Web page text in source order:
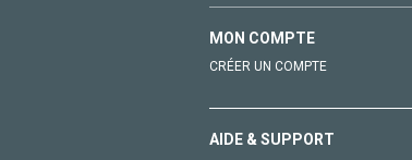
MON COMPTE
CRÉER UN COMPTE
AIDE & SUPPORT